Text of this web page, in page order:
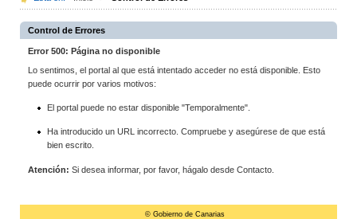
Control de Errores
Error 500: Página no disponible
Lo sentimos, el portal al que está intentado acceder no está disponible. Esto
puede ocurrir por varios motivos:
El portal puede no estar disponible "Temporalmente".
Ha introducido un URL incorrecto. Compruebe y asegúrese de que está
bien escrito.
Atención: Si desea informar, por favor, hágalo desde Contacto.
© Gobierno de Canarias